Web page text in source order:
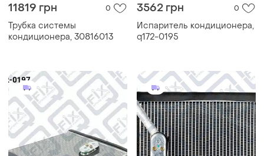
11819 грн 0
Трубка системы
кондиционера, 30816013
3562 грн 0
Испаритель кондиционера,
q172-0195